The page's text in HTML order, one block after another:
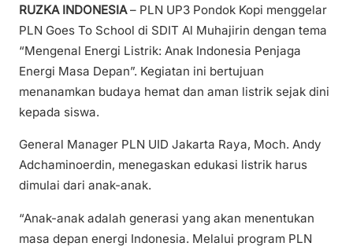
RUZKA INDONESIA– PLN UP3 Pondok Kopi menggelar
PLN Goes To School di SDIT Al Muhajirin dengan tema
“Mengenal Energi Listrik: Anak Indonesia Penjaga
Energi Masa Depan”. Kegiatan ini bertujuan
menanamkan budaya hemat dan aman listrik sejak dini
kepada siswa.
General Manager PLN UID Jakarta Raya, Moch. Andy
Adchaminoerdin, menegaskan edukasi listrik harus
dimulai dari anak-anak.
“Anak-anak adalah generasi yang akan menentukan
masa depan energi Indonesia. Melalui program PLN